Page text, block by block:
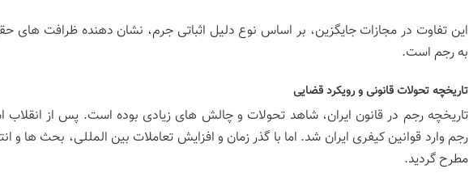
این تفاوت در مجازات جایگزین، بر اساس نوع دلیل اثباتی جرم، نشان دهنده ظرافت های
به رجم است.
تاریخچه تحولات قانونی و رویکرد قضایی
تاریخچه رجم در قانون ایران، شاهد تحولات و چالش های زیادی بوده است. پس از انقلاب
رجم وارد قوانین کیفری ایران شد. اما با گذر زمان و افزایش تعاملات بین المللی، بحث ها و
مطرح گردید.